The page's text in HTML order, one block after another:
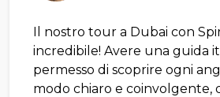
Il nostro tour a Dubai con
incredibile! Avere una guida
permesso di scoprire ogni
modo chiaro e coinvolgente,